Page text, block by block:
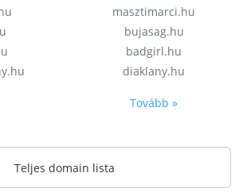
masztimarci.hu
bujasag.hu
badgirl.hu
diaklany.hu
Tovább »
Teljes domain lista